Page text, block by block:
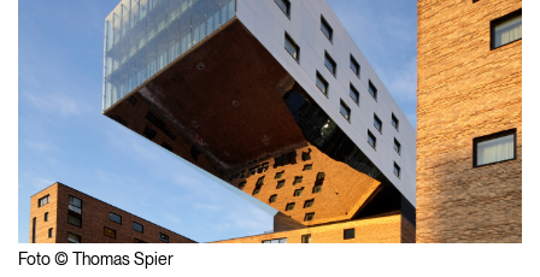
Foto © Thomas Spier